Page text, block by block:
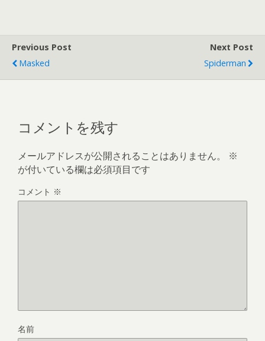
Previous Post
Masked
Next Post
Spiderman
コメントを残す
メールアドレスが公開されることはありません。
※
が付いている欄は必須項目です
コメント ※
名前